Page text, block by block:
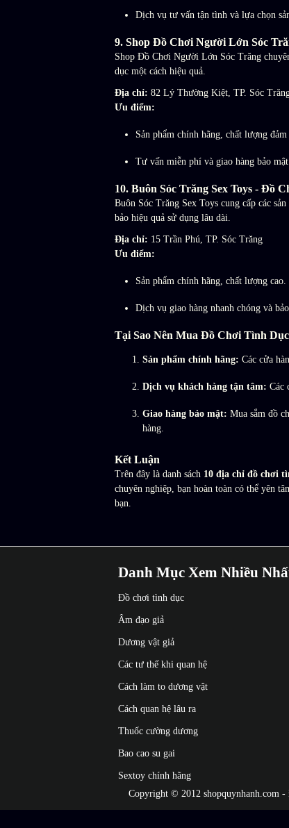
Dịch vụ tư vấn tận tình và lựa chọn
9. Shop Đồ Chơi Người Lớn Sóc
Shop Đồ Chơi Người Lớn Sóc Trăng
dục một cách hiệu quả.
Địa chỉ: 82 Lý Thường Kiệt, TP. Sóc
Ưu điểm:
Sản phẩm chính hãng, chất lượng đảm
Tư vấn miễn phí và giao hàng bảo
10. Buôn Sóc Trăng Sex Toys - Đồ
Buôn Sóc Trăng Sex Toys cung cấp các
bảo hiệu quả sử dụng lâu dài.
Địa chỉ: 15 Trần Phú, TP. Sóc Trăng
Ưu điểm:
Sản phẩm chính hãng, chất lượng cao.
Dịch vụ giao hàng nhanh chóng và
Tại Sao Nên Mua Đồ Chơi Tình
Sản phẩm chính hãng: Các cửa
Dịch vụ khách hàng tận tâm: Các
Giao hàng bảo mật: Mua sắm đồ
hàng.
Kết Luận
Trên đây là danh sách 10 địa chỉ đồ chơi
chuyên nghiệp, bạn hoàn toàn có thể yên
bạn.
Danh Mục Xem Nhiều
Đồ chơi tình dục
Âm đạo giả
Dương vật giả
Các tư thế khi quan hệ
Cách làm to dương vật
Cách quan hệ lâu ra
Thuốc cường dương
Bao cao su gai
Sextoy chính hãng
Copyright © 2012 shopquynhanh.com -